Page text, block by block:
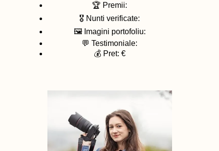
🏆 Premii:
🎖️ Nunti verificate:
🖼️ Imagini portofoliu:
💬 Testimoniale:
💰 Pret: €